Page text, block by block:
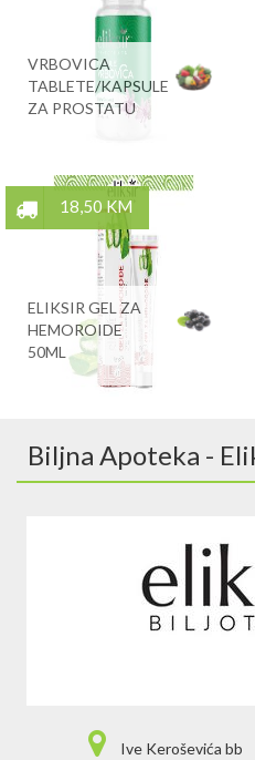
VRBOVICA
TABLETE/KAPSULE
ZA PROSTATU
18,50 KM
ELIKSIR GEL ZA
HEMOROIDE
50ML
Biljna Apoteka -
Ive Keroševića bb